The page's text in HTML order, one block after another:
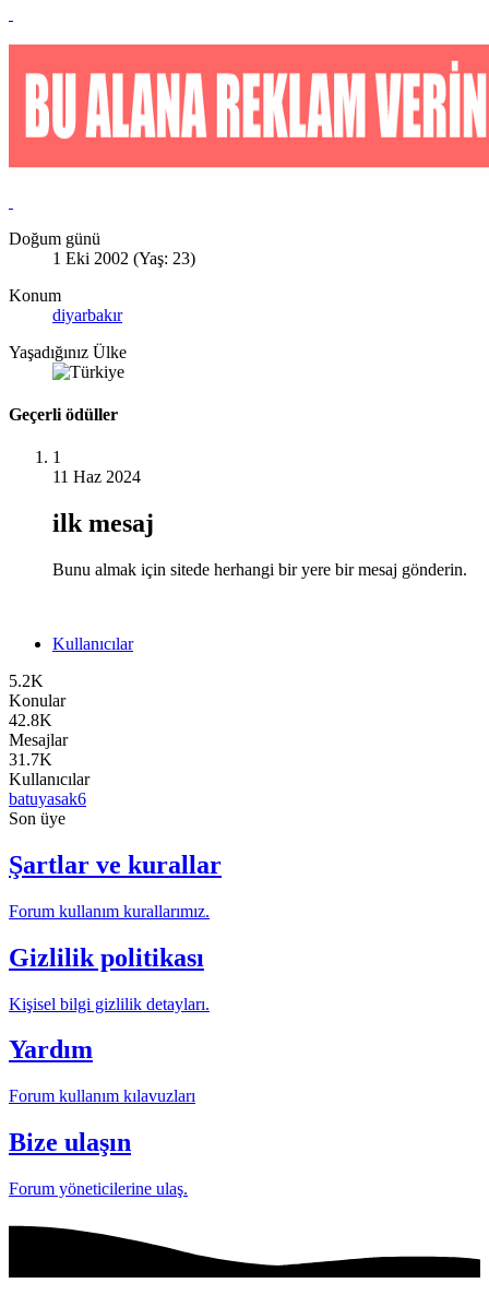
Doğum günü
1 Eki 2002 (Yaş: 23)
Konum
diyarbakır
Yaşadığınız Ülke
Geçerli ödüller
1
11 Haz 2024
ilk mesaj
Bunu almak için sitede herhangi bir yere bir mesaj gönderin.
Kullanıcılar
5.2K
Konular
42.8K
Mesajlar
31.7K
Kullanıcılar
batuyasak6
Son üye
Şartlar ve kurallar
Forum kullanım kurallarımız.
Gizlilik politikası
Kişisel bilgi gizlilik detayları.
Yardım
Forum kullanım kılavuzları
Bize ulaşın
Forum yöneticilerine ulaş.